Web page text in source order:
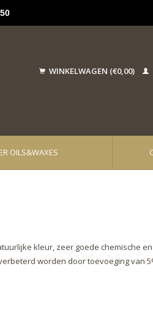
WINKELWAGEN (€0,00)
OILS&WAXES
kleur, zeer goede chemische en
worden door toevoeging van